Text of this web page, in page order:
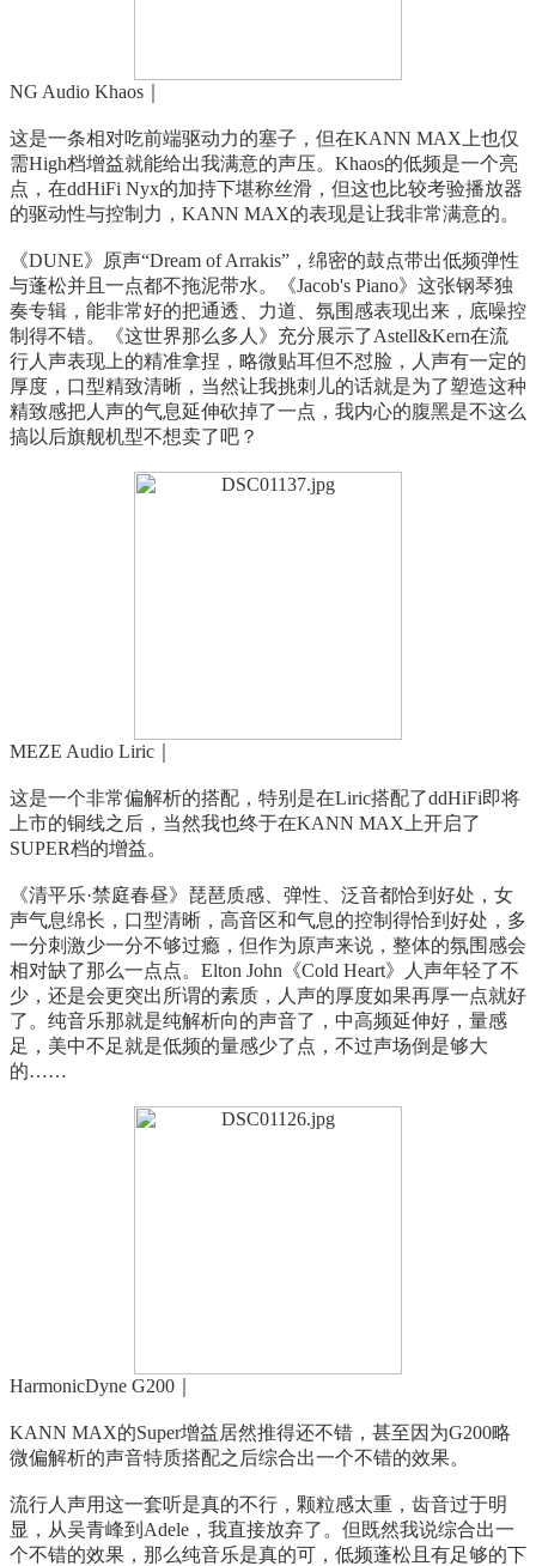
NG Audio Khaos｜
这是一条相对吃前端驱动力的塞子，但在KANN MAX上也仅
需High档增益就能给出我满意的声压。Khaos的低频是一个亮
点，在ddHiFi Nyx的加持下堪称丝滑，但这也比较考验播放器
的驱动性与控制力，KANN MAX的表现是让我非常满意的。
《DUNE》原声“Dream of Arrakis”，绵密的鼓点带出低频弹性
与蓬松并且一点都不拖泥带水。《Jacob's Piano》这张钢琴独
奏专辑，能非常好的把通透、力道、氛围感表现出来，底噪控
制得不错。《这世界那么多人》充分展示了Astell&Kern在流
行人声表现上的精准拿捏，略微贴耳但不怼脸，人声有一定的
厚度，口型精致清晰，当然让我挑刺儿的话就是为了塑造这种
精致感把人声的气息延伸砍掉了一点，我内心的腹黑是不这么
搞以后旗舰机型不想卖了吧？
MEZE Audio Liric｜
这是一个非常偏解析的搭配，特别是在Liric搭配了ddHiFi即将
上市的铜线之后，当然我也终于在KANN MAX上开启了
SUPER档的增益。
《清平乐·禁庭春昼》琵琶质感、弹性、泛音都恰到好处，女
声气息绵长，口型清晰，高音区和气息的控制得恰到好处，多
一分刺激少一分不够过瘾，但作为原声来说，整体的氛围感会
相对缺了那么一点点。Elton John《Cold Heart》人声年轻了不
少，还是会更突出所谓的素质，人声的厚度如果再厚一点就好
了。纯音乐那就是纯解析向的声音了，中高频延伸好，量感
足，美中不足就是低频的量感少了点，不过声场倒是够大
的……
HarmonicDyne G200｜
KANN MAX的Super增益居然推得还不错，甚至因为G200略
微偏解析的声音特质搭配之后综合出一个不错的效果。
流行人声用这一套听是真的不行，颗粒感太重，齿音过于明
显，从吴青峰到Adele，我直接放弃了。但既然我说综合出一
个不错的效果，那么纯音乐是真的可，低频蓬松且有足够的下